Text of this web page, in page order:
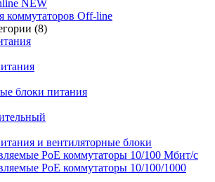
NEW
коммутаторов Off-line
(8)
блоки питания
и вентиляторные блоки
PoE коммутаторы 10/100 Мбит/с
PoE коммутаторы 10/100/1000